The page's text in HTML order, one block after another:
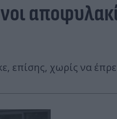
επίσης, χωρίς να